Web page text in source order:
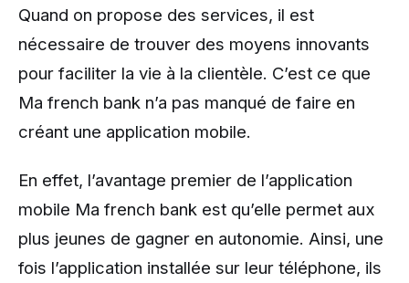
Quand on propose des services, il est
nécessaire de trouver des moyens innovants
pour faciliter la vie à la clientèle. C’est ce que
Ma french bank n’a pas manqué de faire en
créant une application mobile.
En effet, l’avantage premier de l’application
mobile Ma french bank est qu’elle permet aux
plus jeunes de gagner en autonomie. Ainsi, une
fois l’application installée sur leur téléphone, ils